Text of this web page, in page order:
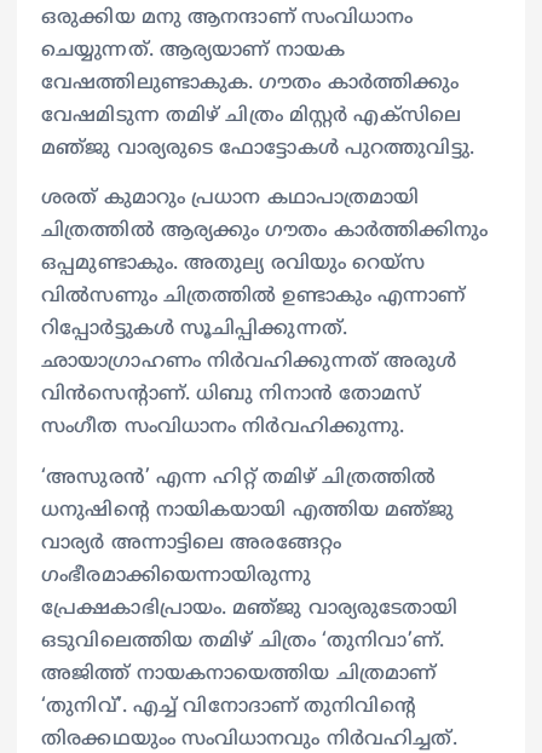
ഒരുക്കിയ മനു ആനന്ദാണ് സംവിധാനം
ചെയ്യുന്നത്. ആര്യയാണ് നായക
വേഷത്തിലുണ്ടാകുക. ഗൗതം കാര്‍ത്തിക്കും
വേഷമിടുന്ന തമിഴ് ചിത്രം മിസ്റ്റര്‍ എക്സിലെ
മഞ്‍ജു വാര്യരുടെ ഫോട്ടോകള്‍ പുറത്തുവിട്ടു.
ശരത് കുമാറും പ്രധാന കഥാപാത്രമായി
ചിത്രത്തില്‍ ആര്യക്കും ഗൗതം കാര്‍ത്തിക്കിനും
ഒപ്പമുണ്ടാകും. അതുല്യ രവിയും റെയ്‍സ
വില്‍സണും ചിത്രത്തില്‍ ഉണ്ടാകും എന്നാണ്
റിപ്പോര്‍ട്ടുകള്‍ സൂചിപ്പിക്കുന്നത്.
ഛായാഗ്രാഹണം നിര്‍വഹിക്കുന്നത് അരുള്‍
വിൻസെന്റാണ്. ധിബു നിനാൻ തോമസ്
സംഗീത സംവിധാനം നിര്‍വഹിക്കുന്നു.
‘അസുരൻ’ എന്ന ഹിറ്റ് തമിഴ് ചിത്രത്തില്‍
ധനുഷിന്റെ നായികയായി എത്തിയ മഞ്‍ജു
വാര്യര്‍ അന്നാട്ടിലെ അരങ്ങേറ്റം
ഗംഭീരമാക്കിയെന്നായിരുന്നു
പ്രേക്ഷകാഭിപ്രായം. മഞ്‍ജു വാര്യരുടേതായി
ഒടുവിലെത്തിയ തമിഴ് ചിത്രം ‘തുനിവാ’ണ്.
അജിത്ത് നായകനായെത്തിയ ചിത്രമാണ്
‘തുനിവ്’. എച്ച് വിനോദാണ് തുനിവിന്റെ
തിരക്കഥയുംം സംവിധാനവും നിര്‍വഹിച്ചത്.